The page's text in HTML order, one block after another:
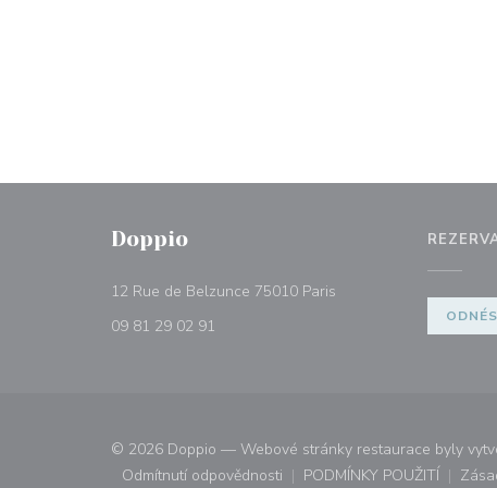
Doppio
12 Rue de Belzunce 75010 Paris
09 81 29 02 91
© 2026 Doppio — Webové stránky restaurace byly
Odmítnutí odpovědnosti
PODMÍNKY POUŽITÍ